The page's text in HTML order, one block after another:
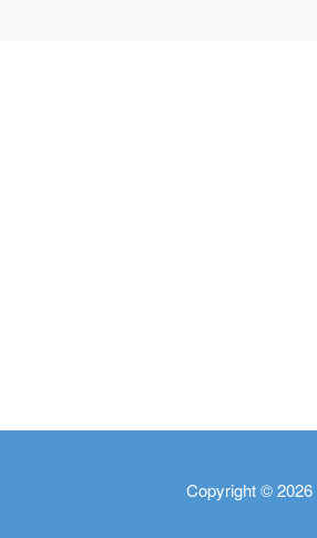
Copyright © 2026